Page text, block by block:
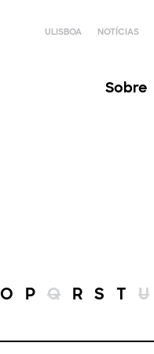
ULISBOA NOTÍCIAS
Sobre
O P Q R S T U